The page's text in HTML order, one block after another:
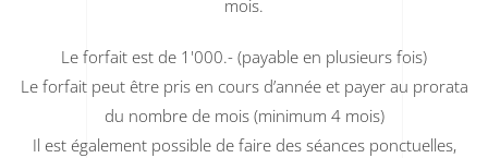
mois.
Le forfait est de 1'000.- (payable en plusieurs fois)
Le forfait peut être pris en cours d’année et payer au prorata
du nombre de mois (minimum 4 mois)
Il est également possible de faire des séances ponctuelles,